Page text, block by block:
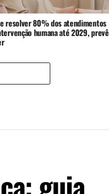
resolver 80% dos atendimentos
humana até 2029, prevê
guia